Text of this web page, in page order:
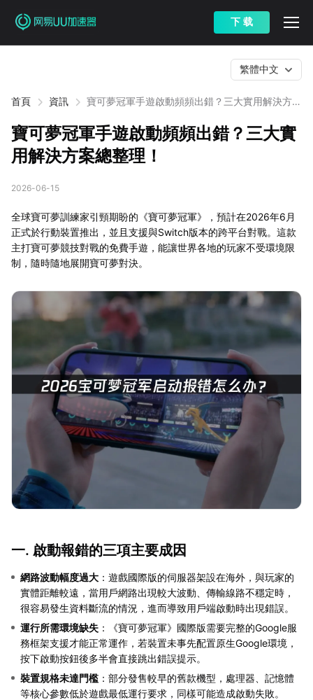
下 载
首頁 資訊
寶可夢冠軍手遊啟動頻頻出錯？三大實用解決方案
繁體中文
寶可夢冠軍手遊啟動頻頻出錯？三大實
用解決方案總整理！
2026-06-15
全球寶可夢訓練家引頸期盼的《寶可夢冠軍》，預計在2026年6月
正式於行動裝置推出，並且支援與Switch版本的跨平台對戰。這款
主打寶可夢競技對戰的免費手遊，能讓世界各地的玩家不受環境限
制，隨時隨地展開寶可夢對決。
一. 啟動報錯的三項主要成因
網路波動幅度過大 ：遊戲國際版的伺服器架設在海外，與玩家的
實體距離較遠，當用戶網路出現較大波動、傳輸線路不穩定時，
很容易發生資料斷流的情況，進而導致用戶端啟動時出現錯誤。
運行所需環境缺失 ：《寶可夢冠軍》國際版需要完整的Google服
務框架支援才能正常運作，若裝置未事先配置原生Google環境，
按下啟動按鈕後多半會直接跳出錯誤提示。
裝置規格未達門檻 ：部分發售較早的舊款機型，處理器、記憶體
等核心參數低於遊戲最低運行要求，同樣可能造成啟動失敗。